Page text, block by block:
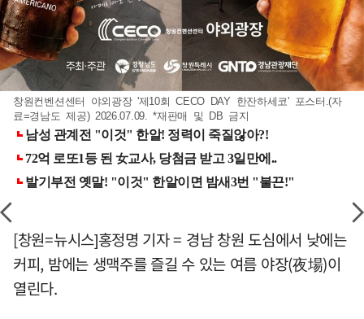
창원컨벤션센터 야외광장 '제10회 CECO DAY 한잔하세코' 포스터.(자
료=경남도 제공) 2026.07.09. *재판매 및 DB 금지
[창원=뉴시스]홍정명 기자 = 경남 창원 도심에서 낮에는
커피, 밤에는 생맥주를 즐길 수 있는 여름 야장(夜場)이
열린다.